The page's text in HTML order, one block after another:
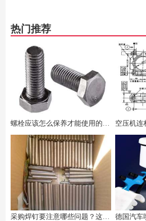
热门推荐
螺栓应该怎么保养才能使用的时间更长久？
采购焊钉要注意哪些问题？这些地方要着重注意！